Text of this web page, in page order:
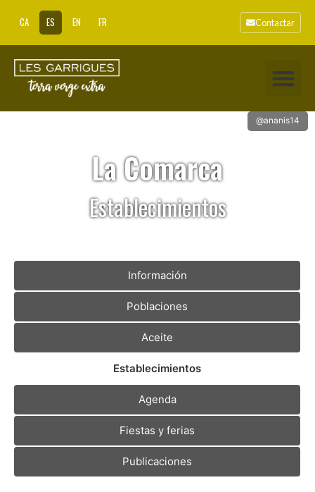
CA ES EN FR Contactar
@ananis14
La Comarca
Establecimientos
Información
Poblaciones
Aceite
Establecimientos
Agenda
Fiestas y ferias
Publicaciones